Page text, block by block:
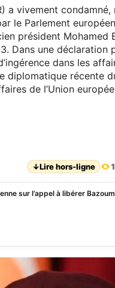
a vivement condamné,
le Parlement européen
président Mohamed
Dans une déclaration
dans les
diplomatique récente
de l’Union
↓Lire hors-ligne
sur l’appel à libérer Bazoum